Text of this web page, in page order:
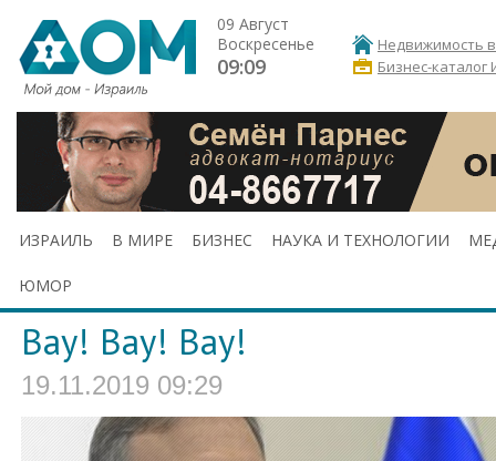
09 Август
Воскресенье
09:09
Недвижимость
Бизнес-каталог
ИЗРАИЛЬ В МИРЕ БИЗНЕС НАУКА И ТЕХНОЛОГИИ
ЮМОР
Вау! Вау! Вау!
19.11.2019 09:29